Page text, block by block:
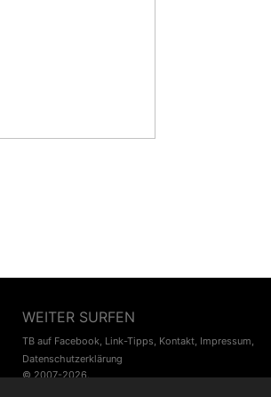
WEITER SURFEN
TB auf Facebook, Link-Tipps, Kontakt, Impressum,
Datenschutzerklärung
© 2007-2026.